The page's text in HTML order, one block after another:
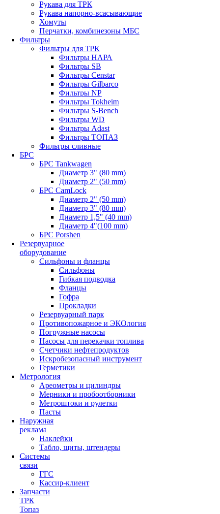
Рукава для ТРК
Рукава напорно-всасывающие
Хомуты
Перчатки, комбинезоны МБС
Фильтры
Фильтры для ТРК
Фильтры НАРА
Фильтры SB
Фильтры Censtar
Фильтры Gilbarco
Фильтры NP
Фильтры Tokheim
Фильтры S-Bench
Фильтры WD
Фильтры Adast
Фильтры ТОПАЗ
Фильтры сливные
БРС
БРС Tankwagen
Диаметр 3" (80 mm)
Диаметр 2" (50 mm)
БРС CamLock
Диаметр 2" (50 mm)
Диаметр 3" (80 mm)
Диаметр 1,5" (40 mm)
Диаметр 4"(100 mm)
БРС Porshen
Резервуарное
оборудование
Сильфоны и фланцы
Сильфоны
Гибкая подводка
Фланцы
Гофра
Прокладки
Резервуарный парк
Противопожарное и ЭКОлогия
Погружные насосы
Насосы для перекачки топлива
Счетчики нефтепродуктов
Искробезопасный инструмент
Герметики
Метрология
Ареометры и цилиндры
Мерники и пробоотборники
Метроштоки и рулетки
Пасты
Наружная
реклама
Наклейки
Табло, щиты, штендеры
Системы
связи
ГГС
Кассир-клиент
Запчасти
ТРК
Топаз